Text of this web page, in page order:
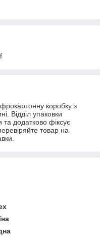
коробку з
Відділ упаковки
та додатково фіксує
товар на